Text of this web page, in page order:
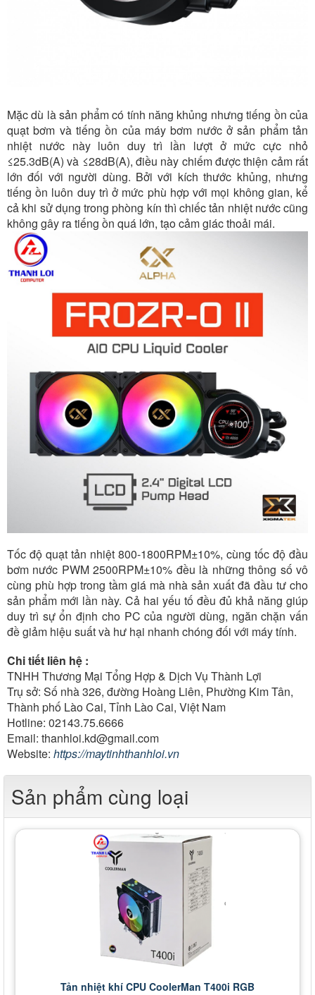
Mặc dù là sản phẩm có tính năng khủng nhưng tiếng ồn của
quạt bơm và tiếng ồn của máy bơm nước ở sản phẩm tản
nhiệt nước này luôn duy trì lần lượt ở mức cực nhỏ
≤25.3dB(A) và ≤28dB(A), điều này chiếm được thiện cảm rất
lớn đối với người dùng. Bởi với kích thước khủng, nhưng
tiếng ồn luôn duy trì ở mức phù hợp với mọi không gian, kể
cả khi sử dụng trong phòng kín thì chiếc tản nhiệt nước cũng
không gây ra tiếng ồn quá lớn, tạo cảm giác thoải mái.
Tốc độ quạt tản nhiệt 800-1800RPM±10%, cùng tốc độ đầu
bơm nước PWM 2500RPM±10% đều là những thông số vô
cùng phù hợp trong tầm giá mà nhà sản xuất đã đầu tư cho
sản phẩm mới lần này. Cả hai yếu tố đều đủ khả năng giúp
duy trì sự ổn định cho PC của người dùng, ngăn chặn vấn
đề giảm hiệu suất và hư hại nhanh chóng đối với máy tính.
Chi tiết liên hệ :
TNHH Thương Mại Tổng Hợp & Dịch Vụ Thành Lợi
Trụ sở: Số nhà 326, đường Hoàng Liên, Phường Kim Tân,
Thành phố Lào Cai, Tỉnh Lào Cai, Việt Nam
Hotline: 02143.75.6666
Email: thanhloi.kd@gmail.com
Website: https://maytinhthanhloi.vn
Sản phẩm cùng loại
Tản nhiệt khí CPU CoolerMan T400i RGB